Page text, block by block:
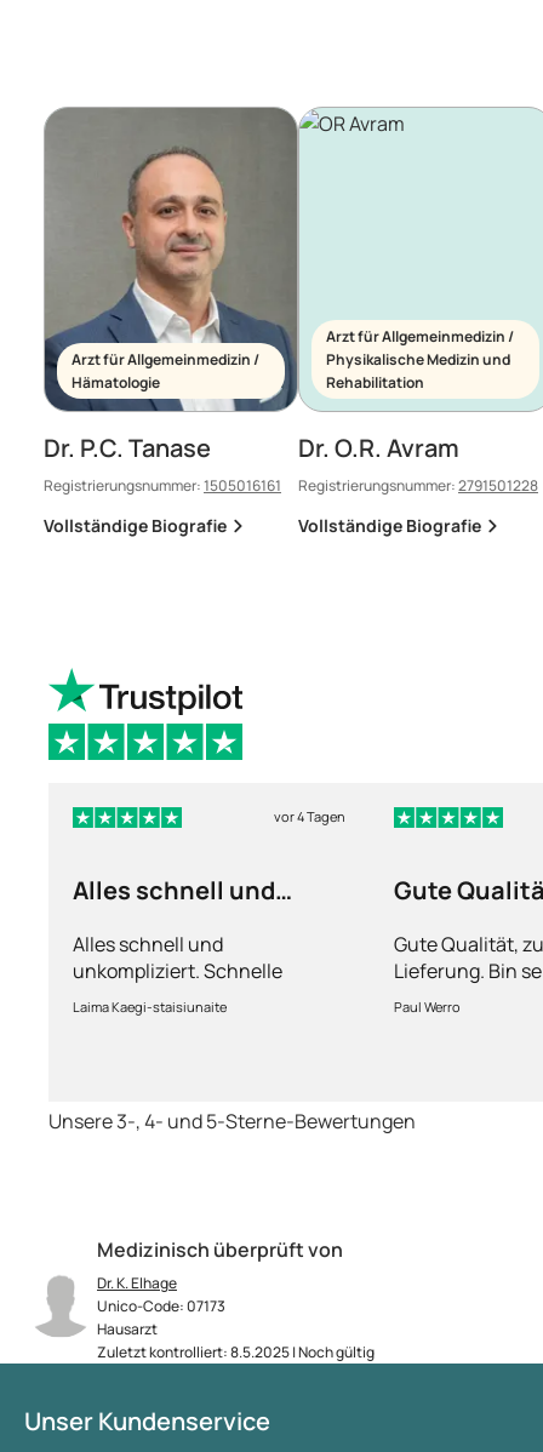
Medizinisch überprüft von
Dr. K. Elhage
Unico-Code: 07173
Hausarzt
Zuletzt kontrolliert: 8.5.2025 | Noch gültig
Arzt für Allgemeinmedizin /
Hämatologie
Dr. P.C. Tanase
Registrierungsnummer:1505016161
Vollständige Biografie
Arzt für Allgemeinmedizin /
Physikalische Medizin und
Rehabilitation
Dr. O.R. Avram
Registrierungsnummer:2791501228
Vollständige Biografie
vor 4 Tagen
Alles schnell und
Alles schnell und
unkompliziert. Schnelle
Lieferung.
Laima Kaegi-staisiunaite
Gute
Gute Qualität,
Lieferung. Bin
Paul Werro
Unsere 3-, 4- und 5-Sterne-Bewertungen
Unser Kundenservice